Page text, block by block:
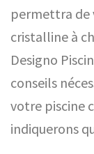
permettra de
cristalline à
Designo
conseils
votre piscine
indiquerons